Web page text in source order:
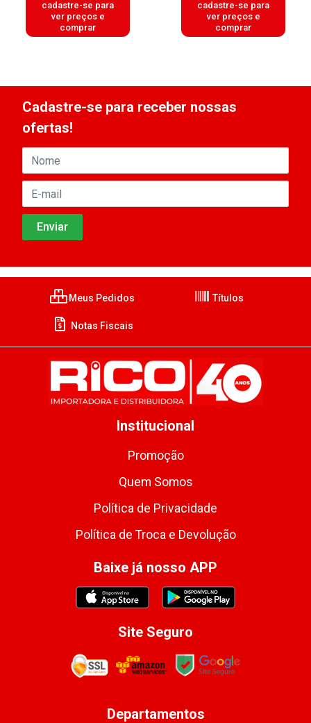
cadastre-se para
ver preços e
comprar
cadastre-se para
ver preços e
comprar
Cadastre-se para receber nossas
ofertas!
Meus Pedidos Títulos
Notas Fiscais
Institucional
Promoção
Quem Somos
Política de Privacidade
Política de Troca e Devolução
Baixe já nosso APP
Site Seguro
Departamentos